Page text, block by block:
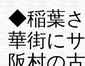
◆稲葉さ
華街に